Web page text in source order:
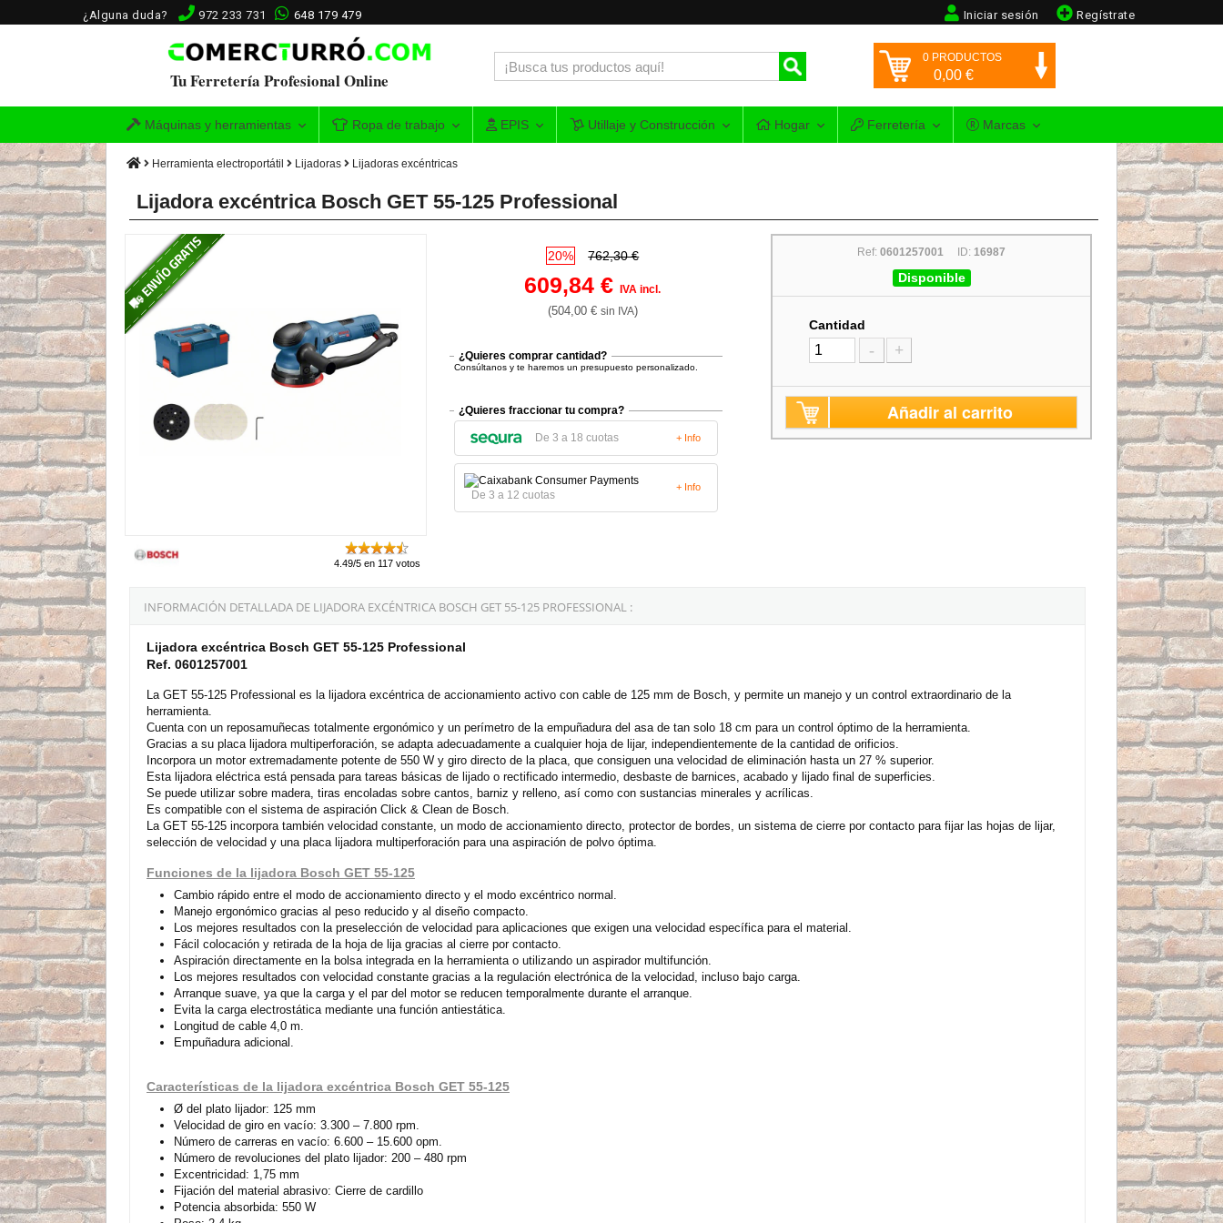
¿Alguna duda? 972 233 731 648 179 479 Regístrate
Iniciar sesión
Tu Ferretería Profesional Online
0 PRODUCTOS
0,00 €
Máquinas y herramientas Ropa de trabajo EPIS Utillaje y Construcción Hogar Ferretería Marcas
Herramienta electroportátil Lijadoras Lijadoras excéntricas
Lijadora excéntrica Bosch GET 55-125 Professional
4.49/5 en 117 votos
20% 762,30 €
609,84 €IVA incl.
(504,00 € sin IVA)
¿Quieres comprar cantidad?
Consúltanos y te haremos un presupuesto personalizado.
¿Quieres fraccionar tu compra?
De 3 a 18 cuotas + Info
De 3 a 12 cuotas
+ Info
Ref:0601257001 ID: 16987
Disponible
Cantidad
- +
Añadir al carrito
INFORMACIÓN DETALLADA DE LIJADORA EXCÉNTRICA BOSCH GET 55-125 PROFESSIONAL :
Lijadora excéntrica Bosch GET 55-125 Professional
Ref. 0601257001
La GET 55-125 Professional es la lijadora excéntrica de accionamiento activo con cable de 125 mm de Bosch, y permite un manejo y un control extraordinario de la
herramienta.
Cuenta con un reposamuñecas totalmente ergonómico y un perímetro de la empuñadura del asa de tan solo 18 cm para un control óptimo de la herramienta.
Gracias a su placa lijadora multiperforación, se adapta adecuadamente a cualquier hoja de lijar, independientemente de la cantidad de orificios.
Incorpora un motor extremadamente potente de 550 W y giro directo de la placa, que consiguen una velocidad de eliminación hasta un 27 % superior.
Esta lijadora eléctrica está pensada para tareas básicas de lijado o rectificado intermedio, desbaste de barnices, acabado y lijado final de superficies.
Se puede utilizar sobre madera, tiras encoladas sobre cantos, barniz y relleno, así como con sustancias minerales y acrílicas.
Es compatible con el sistema de aspiración Click & Clean de Bosch.
La GET 55-125 incorpora también velocidad constante, un modo de accionamiento directo, protector de bordes, un sistema de cierre por contacto para fijar las hojas de lijar,
selección de velocidad y una placa lijadora multiperforación para una aspiración de polvo óptima.
Funciones de la lijadora Bosch GET 55-125
Cambio rápido entre el modo de accionamiento directo y el modo excéntrico normal.
Manejo ergonómico gracias al peso reducido y al diseño compacto.
Los mejores resultados con la preselección de velocidad para aplicaciones que exigen una velocidad específica para el material.
Fácil colocación y retirada de la hoja de lija gracias al cierre por contacto.
Aspiración directamente en la bolsa integrada en la herramienta o utilizando un aspirador multifunción.
Los mejores resultados con velocidad constante gracias a la regulación electrónica de la velocidad, incluso bajo carga.
Arranque suave, ya que la carga y el par del motor se reducen temporalmente durante el arranque.
Evita la carga electrostática mediante una función antiestática.
Longitud de cable 4,0 m.
Empuñadura adicional.
Características de la lijadora excéntrica Bosch GET 55-125
Ø del plato lijador: 125 mm
Velocidad de giro en vacío: 3.300 – 7.800 rpm.
Número de carreras en vacío: 6.600 – 15.600 opm.
Número de revoluciones del plato lijador: 200 – 480 rpm
Excentricidad: 1,75 mm
Fijación del material abrasivo: Cierre de cardillo
Potencia absorbida: 550 W